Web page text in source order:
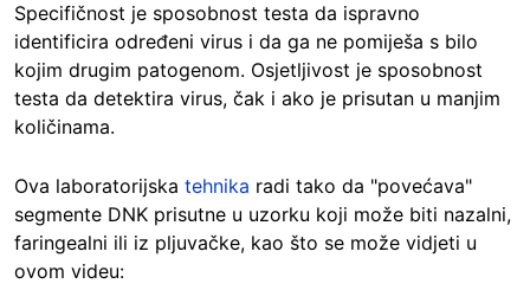
Specifičnost je sposobnost testa da ispravno
identificira određeni virus i da ga ne pomiješa s bilo
kojim drugim patogenom. Osjetljivost je sposobnost
testa da detektira virus, čak i ako je prisutan u manjim
količinama.
Ova laboratorijska tehnika radi tako da "povećava"
segmente DNK prisutne u uzorku koji može biti nazalni,
faringealni ili iz pljuvačke, kao što se može vidjeti u
ovom videu: